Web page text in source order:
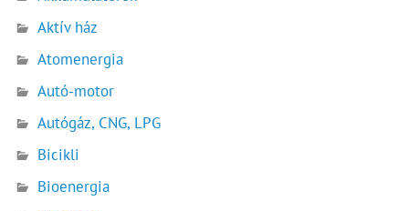
Aktív ház
Atomenergia
Autó-motor
Autógáz, CNG, LPG
Bicikli
Bioenergia